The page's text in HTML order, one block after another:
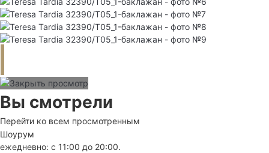
Вы смотрели
Перейти ко всем просмотренным
Шоурум
ежедневно: с 11:00 до 20:00.